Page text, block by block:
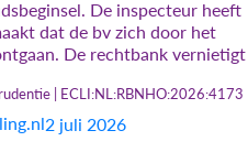
De inspecteur heeft
dat de bv zich door het
De rechtbank vernietigt
| ECLI:NL:RBNHO:2026:4173
Geplaatst
op
2 juli 2026Categorieën